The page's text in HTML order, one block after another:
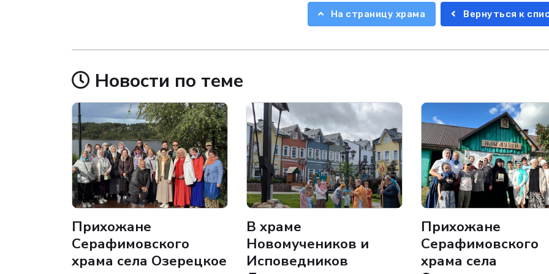
На страницу храма Вернуться к
Новости по теме
Прихожане
Серафимовского
храма села Озерецкое
В храме
Новомучеников и
Исповедников
Прихожане
Серафимовского
храма села